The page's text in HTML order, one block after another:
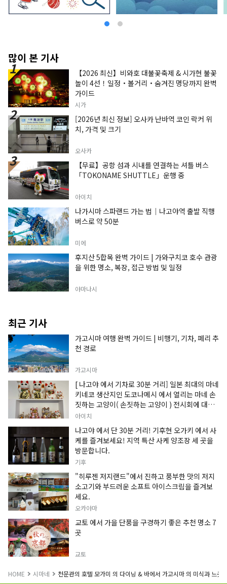
많이 본 기사
【2026 최신】비와호 대불꽃축제 & 시가현 불꽃
놀이 4선！일정・볼거리・숨겨진 명당까지 완벽
가이드
시가
[2026년 최신 정보] 오사카 난바역 코인 락커 위
치, 가격 및 크기
오사카
【무료】공항 섬과 시내를 연결하는 셔틀 버스
「TOKONAME SHUTTLE」운행 중
아이치
나가시마 스파랜드 가는 법｜나고야역 출발 직행
버스로 약 50분
미에
후지산 5합목 완벽 가이드 | 가와구치코 호수 관광
을 위한 명소, 복장, 접근 방법 및 일정
야마나시
최근 기사
가고시마 여행 완벽 가이드 | 비행기, 기차, 페리 추
천 경로
가고시마
[ 나고야 에서 기차로 30분 거리] 일본 최대의 마네
키네코 생산지인 도코나메시 에서 열리는 마네 손
짓하는 고양이( 손짓하는 고양이 ) 전시회에 대한
정보입니다.
아이치
나고야 에서 단 30분 거리! 기후현 오가키 에서 사
케를 즐겨보세요! 지역 특산 사케 양조장 세 곳을
방문합니다.
기후
"히루젠 저지랜드"에서 진하고 풍부한 맛의 저지
소고기와 부드러운 소프트 아이스크림을 즐겨보
세요.
오카야마
교토 에서 가을 단풍을 구경하기 좋은 추천 명소 7
곳
교토
HOME 시마네 천문관의 호텔 모가미 의 다이닝 & 바에서 가고시마 의 미식과 느긋